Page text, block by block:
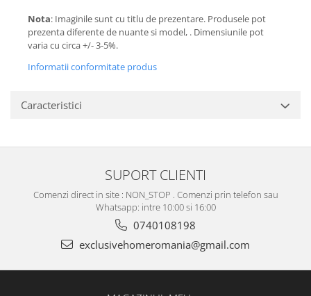
Nota: Imaginile sunt cu titlu de prezentare. Produsele pot
prezenta diferente de nuante si model, . Dimensiunile pot
varia cu circa +/- 3-5%.
Informatii conformitate produs
Caracteristici
SUPORT CLIENTI
Comenzi direct in site : NON_STOP . Comenzi prin telefon sau
Whatsapp: intre 10:00 si 16:00
0740108198
exclusivehomeromania@gmail.com